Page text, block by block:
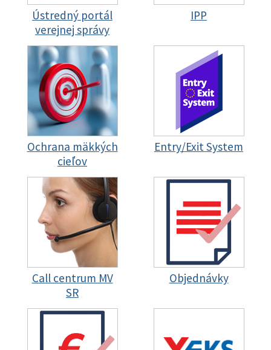
Ústredný portál
verejnej správy
IPP
Ochrana mäkkých
cieľov
Entry/Exit System
Call centrum MV
SR
Objednávky